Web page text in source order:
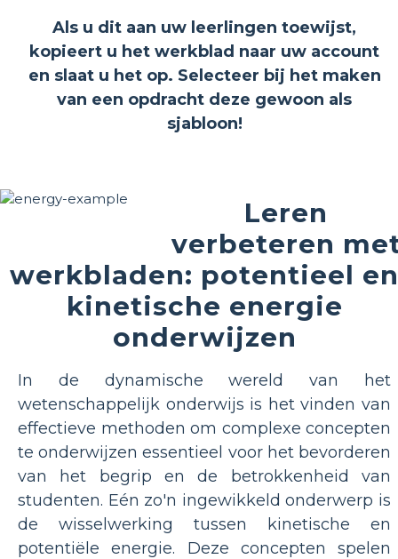
Als u dit aan uw leerlingen toewijst,
kopieert u het werkblad naar uw account
en slaat u het op. Selecteer bij het maken
van een opdracht deze gewoon als
sjabloon!
Leren
verbeteren
werkbladen: potentieel en
kinetische energie
onderwijzen
In de dynamische wereld van het
wetenschappelijk onderwijs is het vinden van
effectieve methoden om complexe concepten
te onderwijzen essentieel voor het bevorderen
van het begrip en de betrokkenheid van
studenten. Eén zo'n ingewikkeld onderwerp is
de wisselwerking tussen kinetische en
potentiële energie. Deze concepten spelen